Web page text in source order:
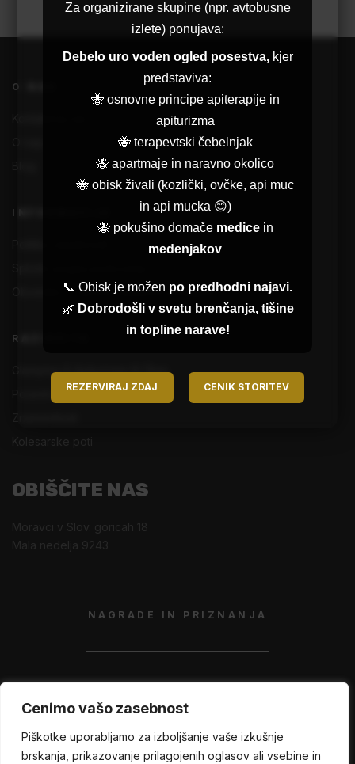
Cenimo vašo zasebnost
Piškotke uporabljamo za izboljšanje vaše izkušnje
brskanja, prikazovanje prilagojenih oglasov ali vsebine in
O NAS
RAZIŠČITE
Glamping & Apiturizem Kr'Bee
Posestvo, hišice
Kolesarske poti
INFORMACIJE
Obvestilo o varstvu zasebnih podatkov
OBIŠČITE NAS
NAGRADE IN PRIZNANJA
Politika zasebnosti
Za organizirane skupine (npr. avtobusne
izlete) ponujava:
Debelo uro voden ogled posestva,kjer
predstaviva:
🐝 osnovne principe apiterapije in
apiturizma
🐝 terapevtski čebelnjak
🐝 apartmaje in naravno okolico
🐝 obisk živali (kozlički, ovčke, api muc
in api mucka 😊)
🐝 pokušino domače medicein
medenjakov
📞 Obisk je možen po predhodni najavi.
🌿 Dobrodošli v svetu brenčanja, tišine
in topline narave!
REZERVIRAJ ZDAJ CENIK STORITEV